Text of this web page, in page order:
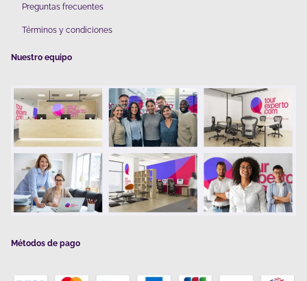
Preguntas frecuentes
Términos y condiciones
Nuestro equipo
Métodos de pago